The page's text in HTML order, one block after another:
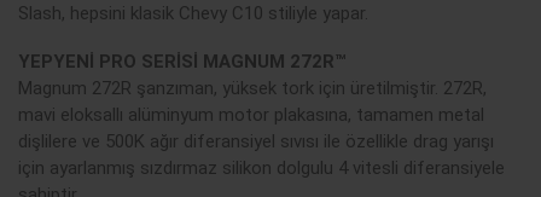
Slash, hepsini klasik Chevy C10 stiliyle yapar.
YEPYENİ PRO SERİSİ MAGNUM 272R™
Magnum 272R şanzıman, yüksek tork için üretilmiştir. 272R,
mavi eloksallı alüminyum motor plakasına, tamamen metal
dişlilere ve 500K ağır diferansiyel sıvısı ile özellikle drag yarışı
için ayarlanmış sızdırmaz silikon dolgulu 4 vitesli diferansiyele